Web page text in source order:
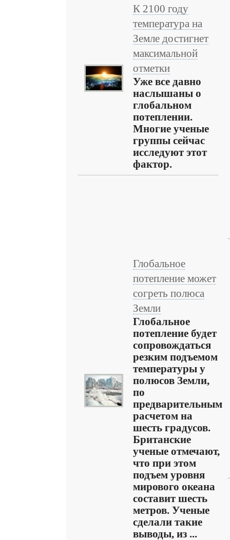
К 2100 году
температура на
Земле достигнет
максимальной
отметки
Уже все давно
наслышаны о
глобальном
потеплении.
Многие ученые
группы сейчас
исследуют этот
фактор.
Глобальное
потепление может
согреть полюса
Земли
Глобальное
потепление будет
сопровождаться
резким подъемом
температуры у
полюсов Земли,
по
предварительным
расчетом на
шесть градусов.
Британские
ученые отмечают,
что при этом
подъем уровня
мирового океана
составит шесть
метров. Ученые
сделали такие
выводы, из ...